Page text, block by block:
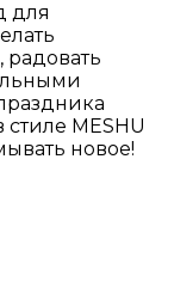
для
MESHU
новое!